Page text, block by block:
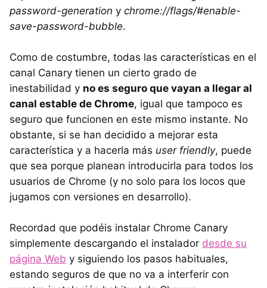
password-generation y chrome://flags/#enable-
save-password-bubble.
Como de costumbre, todas las características en el
canal Canary tienen un cierto grado de
inestabilidad y no es seguro que vayan a llegar al
canal estable de Chrome, igual que tampoco es
seguro que funcionen en este mismo instante. No
obstante, si se han decidido a mejorar esta
característica y a hacerla más user friendly, puede
que sea porque planean introducirla para todos los
usuarios de Chrome (y no solo para los locos que
jugamos con versiones en desarrollo).
Recordad que podéis instalar Chrome Canary
simplemente descargando el instalador desde su
página Web y siguiendo los pasos habituales,
estando seguros de que no va a interferir con